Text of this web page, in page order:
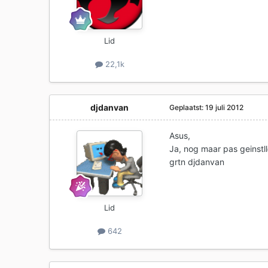
Lid
22,1k
djdanvan
Lid
642
Geplaatst:19 juli 2012
Asus,
Ja, nog maar pas
grtn djdanvan